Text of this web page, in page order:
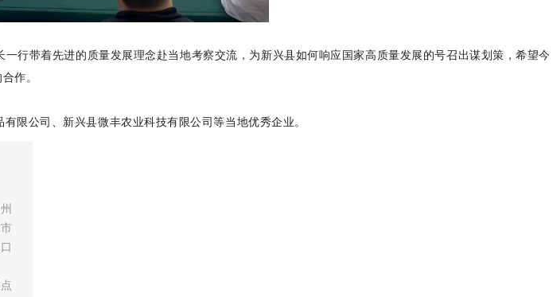
带着先进的质量发展理念赴当地考察交流，为新兴县如何响应国家高质量发展的号召出谋划策，希望今
作。
公司、新兴县微丰农业科技有限公司等当地优秀企业。